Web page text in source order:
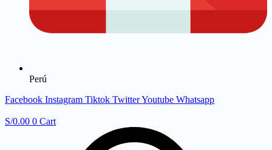
Perú
Facebook Instagram Tiktok TwitterYoutube Whatsapp
S/0.00 0 Cart